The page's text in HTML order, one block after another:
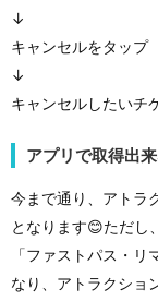
↓
キャンセルをタップ
↓
キャンセルしたいチ
アプリで取得出
今まで通り、アトラ
となります😊ただし
「ファストパス・
なり、アトラクショ